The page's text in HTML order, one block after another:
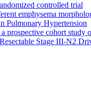
controlled trial
emphysema
Pulmonary Hypertension
prospective cohort
Stage III-N2